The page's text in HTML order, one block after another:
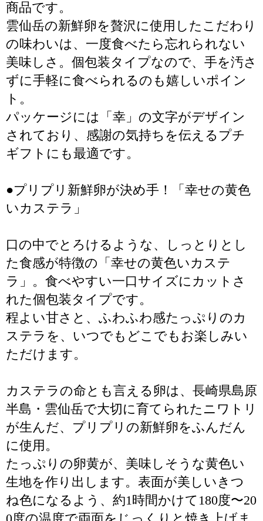
商品です。
雲仙岳の新鮮卵を贅沢に使用したこだわり
の味わいは、一度食べたら忘れられない
美味しさ。個包装タイプなので、手を汚さ
ずに手軽に食べられるのも嬉しいポイン
ト。
パッケージには「幸」の文字がデザイン
されており、感謝の気持ちを伝えるプチ
ギフトにも最適です。
●プリプリ新鮮卵が決め手！「幸せの黄色
いカステラ」
口の中でとろけるような、しっとりとし
た食感が特徴の「幸せの黄色いカステ
ラ」。食べやすい一口サイズにカットさ
れた個包装タイプです。
程よい甘さと、ふわふわ感たっぷりのカ
ステラを、いつでもどこでもお楽しみい
ただけます。
カステラの命とも言える卵は、長崎県島原
半島・雲仙岳で大切に育てられたニワトリ
が生んだ、プリプリの新鮮卵をふんだん
に使用。
たっぷりの卵黄が、美味しそうな黄色い
生地を作り出します。表面が美しいきつ
ね色になるよう、約1時間かけて180度〜20